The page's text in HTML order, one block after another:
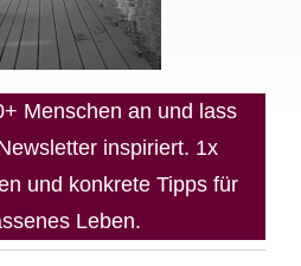
Menschen an und lass
inspiriert. 1x
und konkrete Tipps für
Leben.